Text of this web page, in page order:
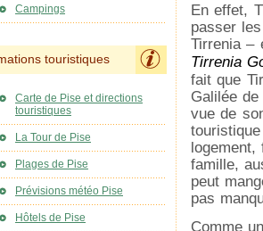
En effet,
passer
Tirrenia
Tirrenia
fait que
Galilée
vue de
famille,
peut
pas
Comme
Campings
touristiques
Carte de Pise et directions
touristiques
La Tour de Pise
Plages de Pise
Prévisions météo Pise
Hôtels de Pise